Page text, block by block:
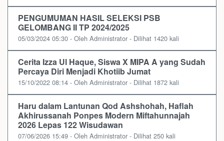
PENGUMUMAN HASIL SELEKSI PSB
GELOMBANG II TP 2024/2025
05/03/2024 05:30 - Oleh Administrator - Dilihat 1420 kali
Cerita Izza Ul Haque, Siswa X MIPA A yang Sudah
Percaya Diri Menjadi Khotiib Jumat
15/10/2022 08:14 - Oleh Administrator - Dilihat 1872 kali
Haru dalam Lantunan Qod Ashshohah, Haflah
Akhirussanah Ponpes Modern Miftahunnajah
2026 Lepas 122 Wisudawan
07/06/2026 15:49 - Oleh Administrator - Dilihat 250 kali